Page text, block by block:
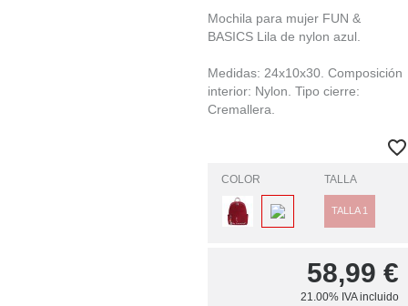
Mochila para mujer FUN &
BASICS Lila de nylon azul.
Medidas: 24x10x30. Composición
interior: Nylon. Tipo cierre:
Cremallera.
COLOR TALLA
TALLA 1
58,99 €
21.00% IVA incluido